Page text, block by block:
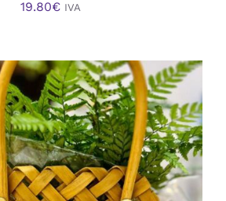
19.80€ IVA